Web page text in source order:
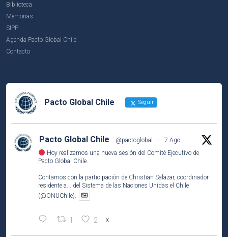
Biblioteca
Memorias
SIPP
Agenda Pacto Global Chile
Contacto
Pacto Global Chile Seguir
Pacto Global Chile @pactoglobal ·
7 Ago
Hoy realizamos una nueva sesión del Comité Ejecutivo de
Pacto Global Chile.
Contamos con la participación de Christian Salazar, coordinador
residente a.i. del Sistema de las Naciones Unidas el Chile
(@ONUChile).
1 2 X